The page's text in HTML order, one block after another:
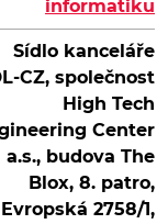
informatiku
Sídlo kanceláře
CZ, společnost
High Tech
Center
a.s., budova The
Blox, 8. patro,
Evropská 2758/1,